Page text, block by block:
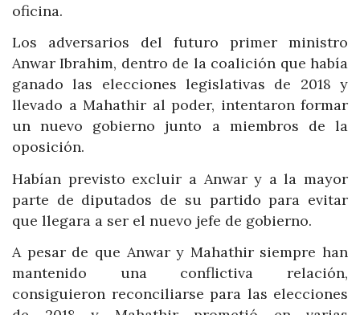
oficina.
Los adversarios del futuro primer ministro
Anwar Ibrahim, dentro de la coalición que había
ganado las elecciones legislativas de 2018 y
llevado a Mahathir al poder, intentaron formar
un nuevo gobierno junto a miembros de la
oposición.
Habían previsto excluir a Anwar y a la mayor
parte de diputados de su partido para evitar
que llegara a ser el nuevo jefe de gobierno.
A pesar de que Anwar y Mahathir siempre han
mantenido una conflictiva relación,
consiguieron reconciliarse para las elecciones